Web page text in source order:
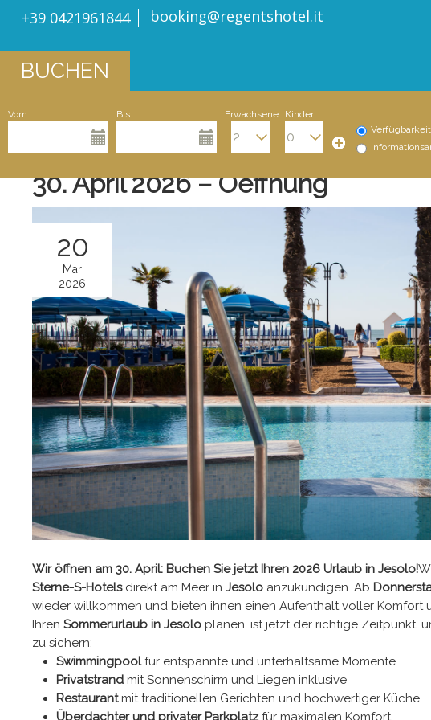
+39 0421961844 booking@regentshotel.it
BUCHEN
Vom: Bis: Erwachsene: Kinder:
30. April 2026 – Oeffnung
20
Mar
2026
Wir öffnen am 30. April: Buchen Sie jetzt Ihren 2026 Urlaub in Jesolo!
Sterne-S-Hotelsdirekt am Meer in Jesolo anzukündigen. Ab
wieder willkommen und bieten ihnen einen Aufenthalt voller Komfort
Ihren Sommerurlaub in Jesolo planen, ist jetzt der richtige Zeitpunkt,
zu sichern:
Swimmingpoolfür entspannte und unterhaltsame Momente
Privatstrand mit Sonnenschirm und Liegen inklusive
Restaurantmit traditionellen Gerichten und hochwertiger Küche
Überdachter und privater Parkplatz für maximalen Komfort